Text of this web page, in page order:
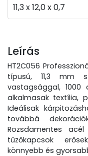
11,3 x 12,0 x 0,7
Leírás
HT2C056
típusú, 11,3 mm
vastagsággal, 1000
alkalmasak textília,
Ideálisak
továbbá
Rozsdamentes
tűzőkapcsok
könnyebb és